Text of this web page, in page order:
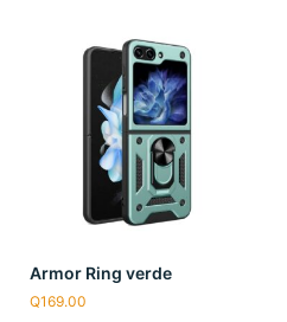
Armor Ring verde
Q169.00